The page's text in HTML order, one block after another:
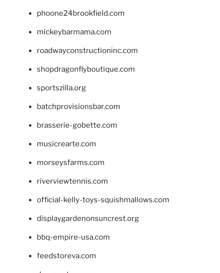
phoone24brookfield.com
mickeybarmama.com
roadwayconstructioninc.com
shopdragonflyboutique.com
sportszilla.org
batchprovisionsbar.com
brasserie-gobette.com
musicrearte.com
morseysfarms.com
riverviewtennis.com
official-kelly-toys-squishmallows.com
displaygardenonsuncrest.org
bbq-empire-usa.com
feedstoreva.com